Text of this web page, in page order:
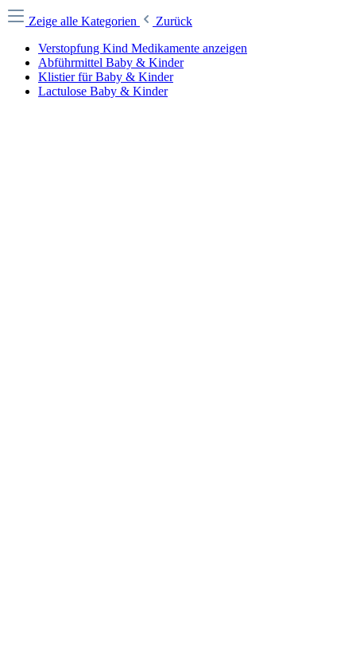
Zeige alle Kategorien
Zurück
Verstopfung Kind Medikamente anzeigen
Abführmittel Baby & Kinder
Klistier für Baby & Kinder
Lactulose Baby & Kinder